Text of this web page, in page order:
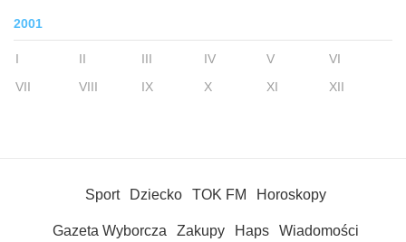
2001
I II III IV V
VI
VII
VIII IX X XI XII
Sport Dziecko TOK FM Horoskopy
Gazeta Wyborcza Zakupy Haps Wiadomości